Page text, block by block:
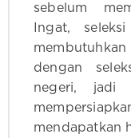
sebelum
Ingat,
dengan
negeri, jadi
mendapatkan